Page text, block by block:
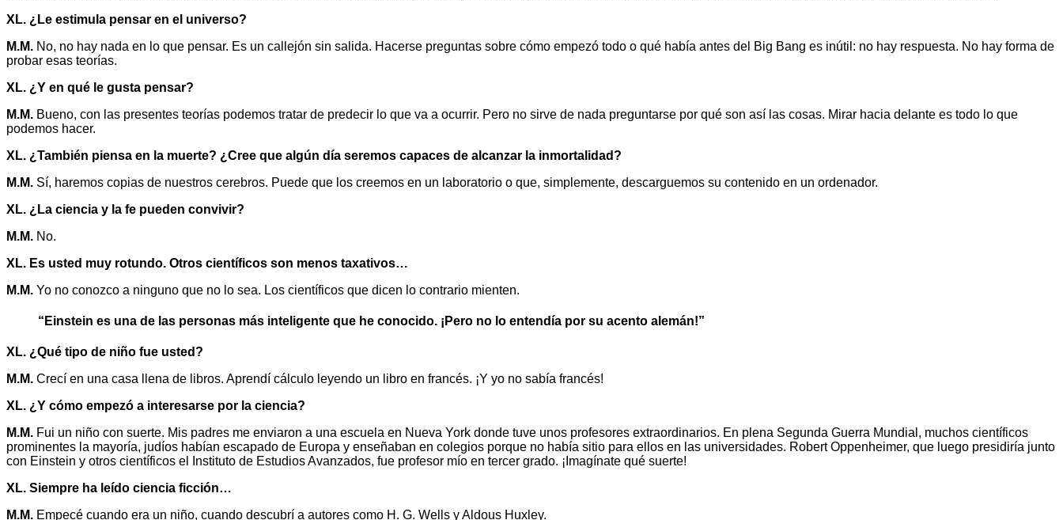
XL. ¿Le estimula pensar en el universo?
M.M. No, no hay nada en lo que pensar. Es un callejón sin salida. Hacerse preguntas sobre cómo empezó todo o qué había antes del Big Bang es inútil: no hay respuesta. No hay forma de
probar esas teorías.
XL. ¿Y en qué le gusta pensar?
M.M. Bueno, con las presentes teorías podemos tratar de predecir lo que va a ocurrir. Pero no sirve de nada preguntarse por qué son así las cosas. Mirar hacia delante es todo lo que
podemos hacer.
XL. ¿También piensa en la muerte? ¿Cree que algún día seremos capaces de alcanzar la inmortalidad?
M.M. Sí, haremos copias de nuestros cerebros. Puede que los creemos en un laboratorio o que, simplemente, descarguemos su contenido en un ordenador.
XL. ¿La ciencia y la fe pueden convivir?
M.M. No.
XL. Es usted muy rotundo. Otros científicos son menos taxativos…
M.M. Yo no conozco a ninguno que no lo sea. Los científicos que dicen lo contrario mienten.
“Einstein es una de las personas más inteligente que he conocido. ¡Pero no lo entendía por su acento alemán!”
XL. ¿Qué tipo de niño fue usted?
M.M. Crecí en una casa llena de libros. Aprendí cálculo leyendo un libro en francés. ¡Y yo no sabía francés!
XL. ¿Y cómo empezó a interesarse por la ciencia?
M.M. Fui un niño con suerte. Mis padres me enviaron a una escuela en Nueva York donde tuve unos profesores extraordinarios. En plena Segunda Guerra Mundial, muchos científicos
prominentes la mayoría, judíos habían escapado de Europa y enseñaban en colegios porque no había sitio para ellos en las universidades. Robert Oppenheimer, que luego presidiría junto
con Einstein y otros científicos el Instituto de Estudios Avanzados, fue profesor mío en tercer grado. ¡Imagínate qué suerte!
XL. Siempre ha leído ciencia ficción…
M.M. Empecé cuando era un niño, cuando descubrí a autores como H. G. Wells y Aldous Huxley.